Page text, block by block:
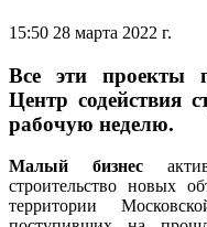
15:50 28 марта 2022 г.
Все эти проекты
Центр содействия
рабочую неделю.
Малый бизнес
строительство новых
территории